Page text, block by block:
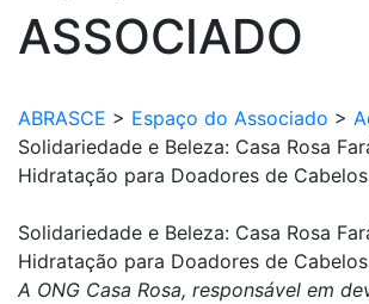
ASSOCIADO
ABRASCE > Espaço do Associado >
Solidariedade e Beleza: Casa Rosa
Hidratação para Doadores de Cabelos
Solidariedade e Beleza: Casa Rosa
Hidratação para Doadores de Cabelos
A ONG Casa Rosa, responsável em